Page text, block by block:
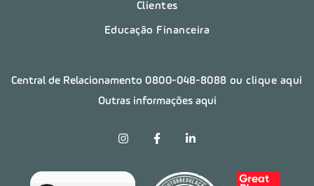
Clientes
Educação Financeira
Central de Relacionamento0800-048-8088 ou clique aqui
Outras informações aqui